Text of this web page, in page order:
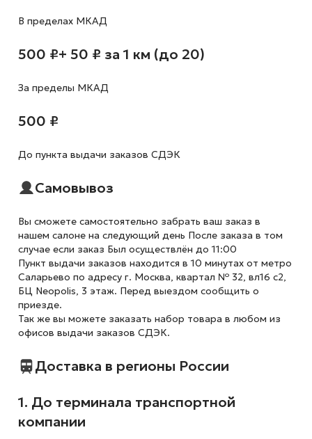
В пределах МКАД
500 ₽+ 50 ₽ за 1 км (до 20)
За пределы МКАД
500 ₽
До пункта выдачи заказов СДЭК
Самовывоз
Вы сможете самостоятельно забрать ваш заказ в
нашем салоне на следующий день После заказа в том
случае если заказ Был осуществлён до 11:00
Пункт выдачи заказов находится в 10 минутах от метро
Саларьево по адресу г. Москва, квартал № 32, вл16 с2,
БЦ Neopolis, 3 этаж. Перед выездом сообщить о
приезде.
Так же вы можете заказать набор товара в любом из
офисов выдачи заказов СДЭК.
Доставка в регионы России
1. До терминала транспортной
компании